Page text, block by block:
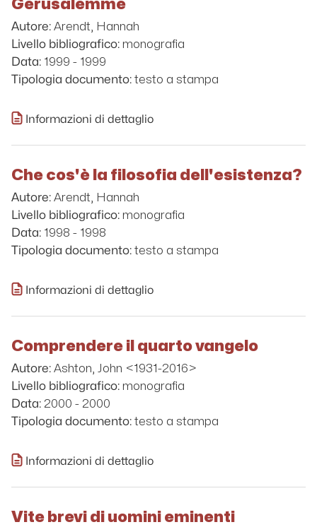
Autore: Arendt, Hannah
Livello bibliografico: monografia
Data: 1999 - 1999
Tipologia documento: testo a stampa
Informazioni di dettaglio
Che cos'è la filosofia dell'esistenza?
Autore: Arendt, Hannah
Livello bibliografico: monografia
Data: 1998 - 1998
Tipologia documento: testo a stampa
Informazioni di dettaglio
Comprendere il quarto vangelo
Autore: Ashton, John <1931-2016>
Livello bibliografico: monografia
Data: 2000 - 2000
Tipologia documento: testo a stampa
Informazioni di dettaglio
Vite brevi di uomini eminenti